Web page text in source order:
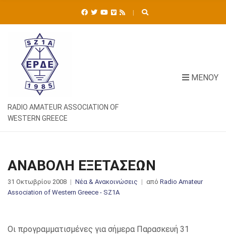
RADIO AMATEUR ASSOCIATION OF
WESTERN GREECE
ΜΕΝΟΎ
ΑΝΑΒΟΛΗ ΕΞΕΤΑΣΕΩΝ
31 Οκτωβρίου 2008 Νέα & Ανακοινώσεις από Radio Amateur
Association of Western Greece - SZ1A
Οι προγραμματισμένες για σήμερα Παρασκευή 31